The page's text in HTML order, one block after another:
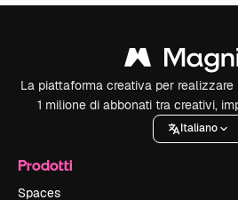
La piattaforma creativa per
1 milione di abbonati tra creativi,
Italiano
Prodotti
Spaces